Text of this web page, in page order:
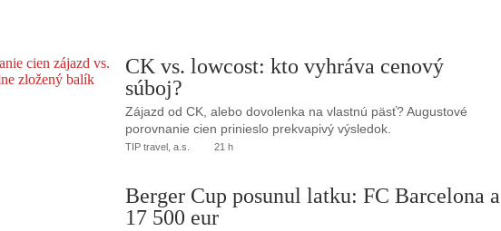
CK vs. lowcost: kto vyhráva cenový
súboj?
Zájazd od CK, alebo dovolenka na vlastnú päsť? Augustové
porovnanie cien prinieslo prekvapivý výsledok.
TIP travel, a.s. 21 h
Berger Cup posunul latku: FC Barcelona a
17 500 eur